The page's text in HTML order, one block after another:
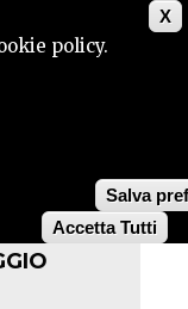
X
policy.
Salva
Accetta Tutti